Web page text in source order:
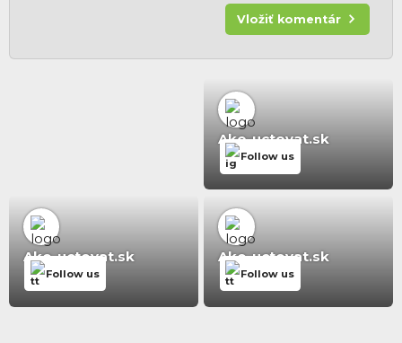
Vložiť komentár
Ako-uctovat.sk
Follow us
Ako-uctovat.sk
Follow us
Ako-uctovat.sk
Follow us